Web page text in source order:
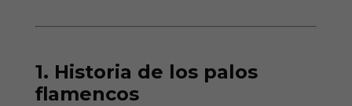
1. Historia de los palos
flamencos